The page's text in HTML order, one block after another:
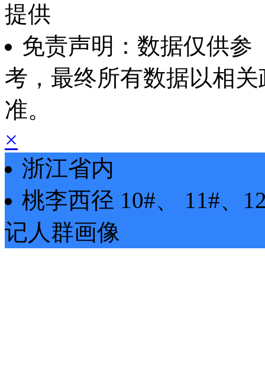
提供
免责声明：数据仅供参
考，最终所有数据以相
准。
×
浙江省内
桃李西径 10#、 11#、
记 人群画像